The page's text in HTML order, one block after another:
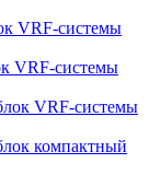
VRF-системы
VRF-системы
VRF-системы
компактный